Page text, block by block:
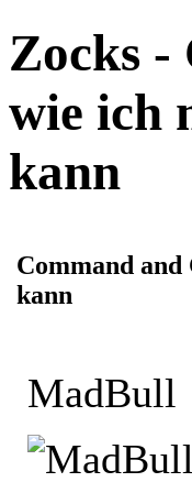
Zocks -
wie ich
kann
Command
kann
MadBull